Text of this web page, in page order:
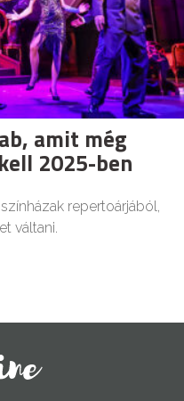
amit még
2025-ben
repertoárjából,
váltani.